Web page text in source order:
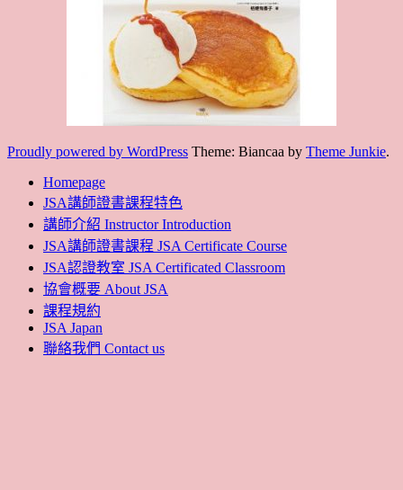
Proudly powered by WordPress Theme: Biancaa by Theme Junkie.
Homepage
JSA講師證書課程特色
講師介紹 Instructor Introduction
JSA講師證書課程 JSA Certificate Course
JSA認證教室 JSA Certificated Classroom
協會概要 About JSA
課程規約
JSA Japan
聯絡我們 Contact us